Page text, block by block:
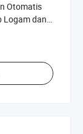
Otomatis
Logam dan